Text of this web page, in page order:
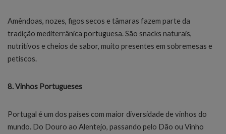
Amêndoas, nozes, figos secos e tâmaras fazem parte da
tradição mediterrânica portuguesa. São snacks naturais,
nutritivos e cheios de sabor, muito presentes em sobremesas e
petiscos.
8. Vinhos Portugueses
Portugal é um dos países com maior diversidade de vinhos do
mundo. Do Douro ao Alentejo, passando pelo Dão ou Vinho